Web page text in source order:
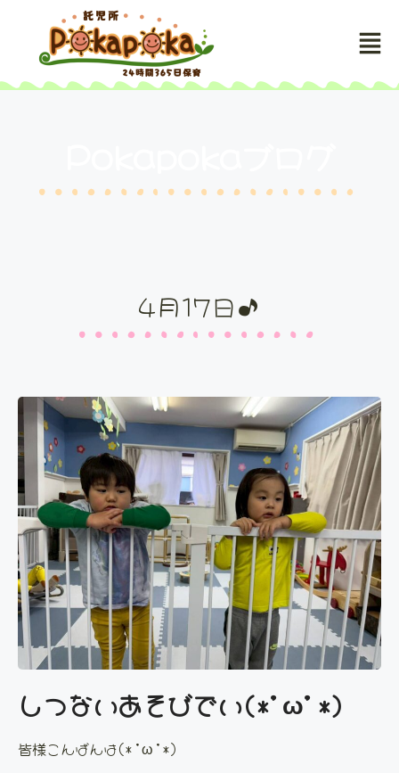
4月17日♪
しつないあそびでい(*'ω'*)
皆様こんばんは(*’ω’*)